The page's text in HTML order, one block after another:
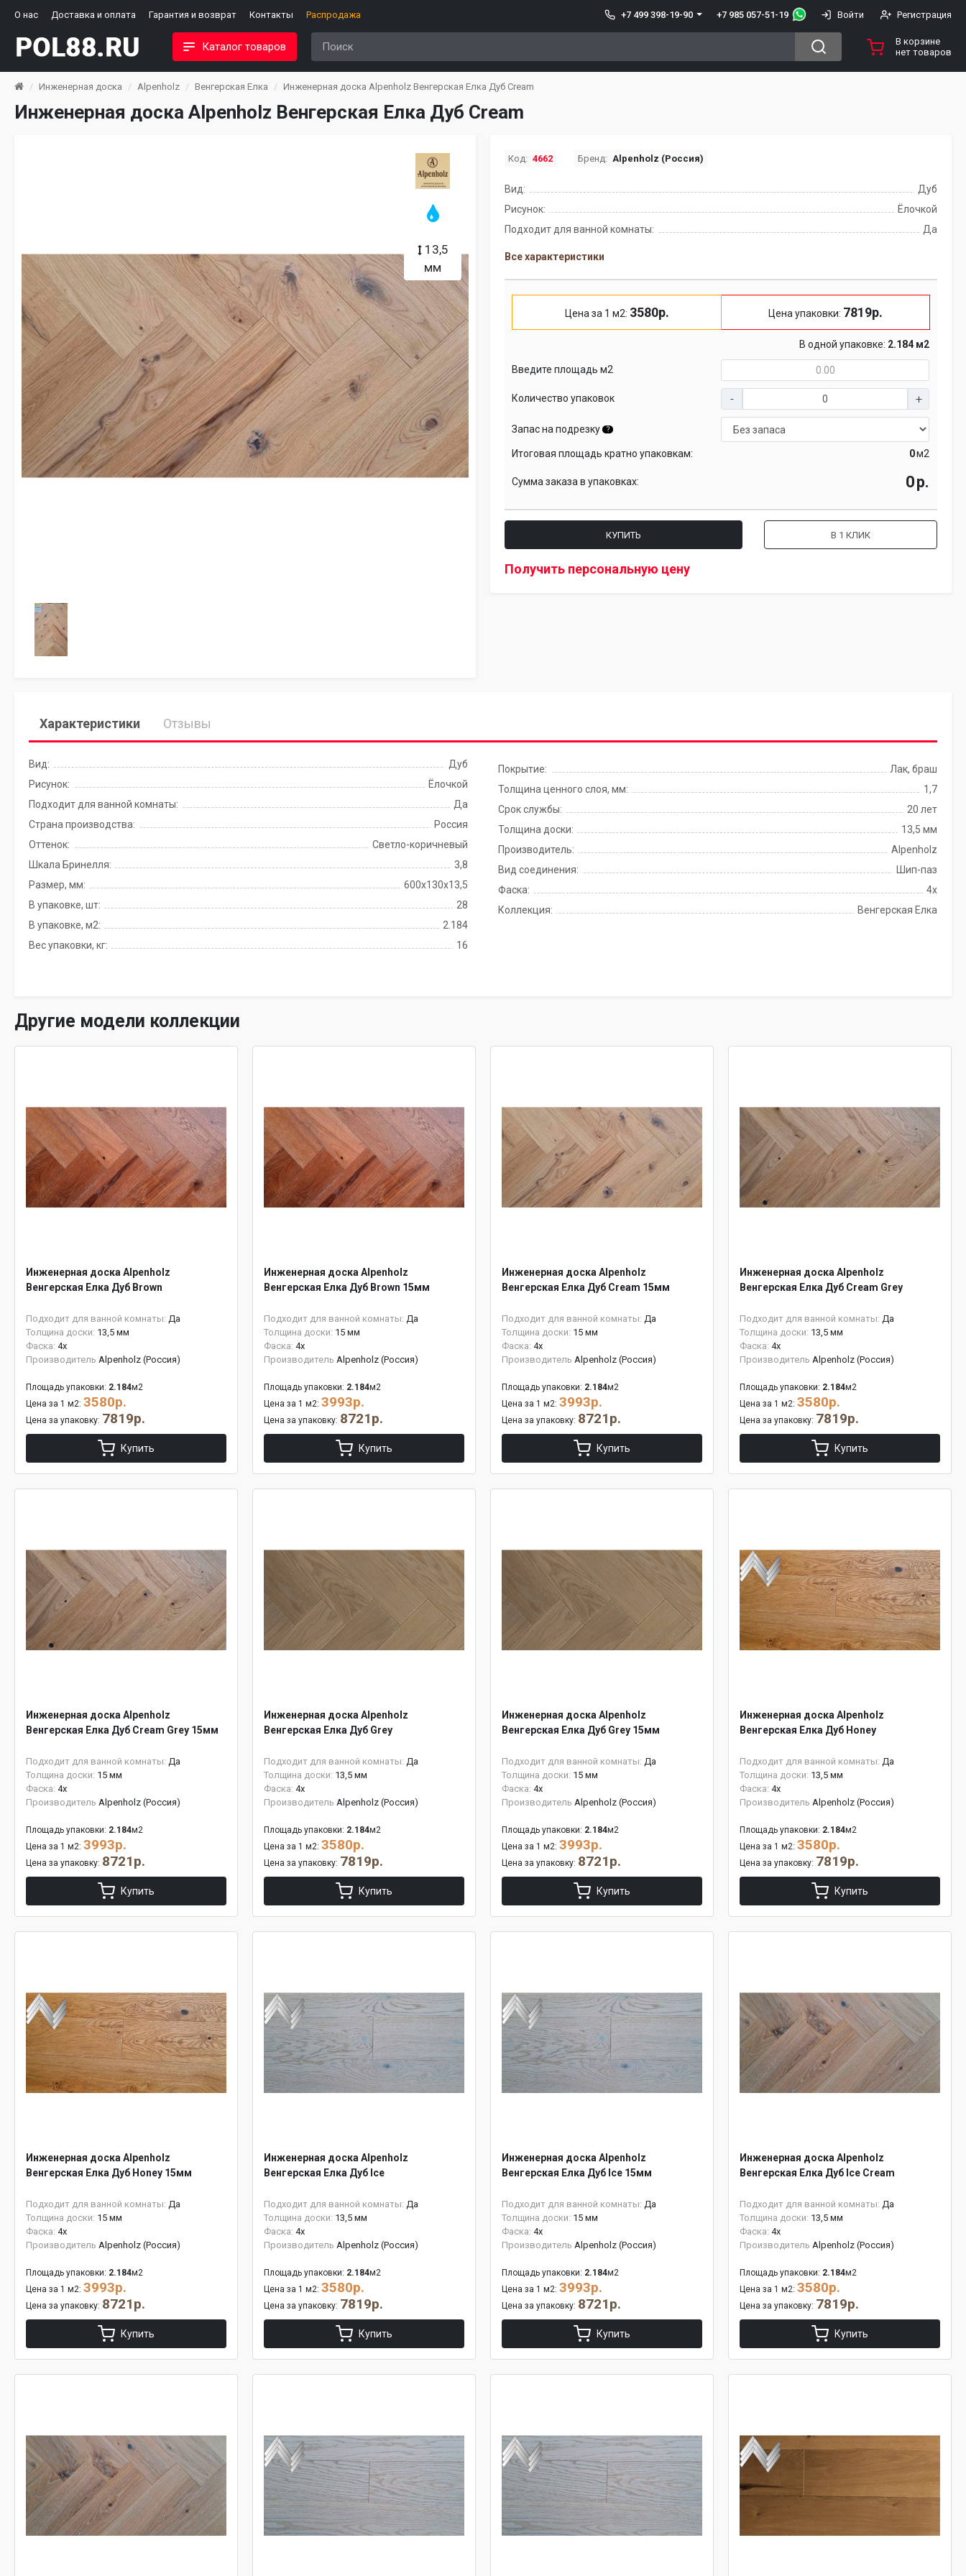
О нас Доставка и оплата Гарантия и возврат Контакты Распродажа +7 499 398-19-90 +7 985 057-51-19 Войти Регистрация
Каталог товаров
В корзине
нет товаров
Инженерная доска Alpenholz Венгерская Елка Инженерная доска Alpenholz Венгерская Елка Дуб Cream
Инженерная доска Alpenholz Венгерская Елка Дуб Cream
13,5
мм
Код: 4662 Бренд: Alpenholz (Россия)
Вид:
Дуб
Рисунок:
Ёлочкой
Подходит для ванной комнаты:
Да
Все характеристики
Цена за 1 м2: 3580р. Цена упаковки: 7819р.
В одной упаковке: 2.184 м2
Введите площадь м2
Количество упаковок
Запас на подрезку ?
Итоговая площадь кратно упаковкам: м2
Сумма заказа в упаковках: р.
КУПИТЬ В 1 КЛИК
Получить персональную цену
Характеристики Отзывы
Вид:
Дуб
Рисунок:
Ёлочкой
Подходит для ванной комнаты:
Да
Страна производства:
Россия
Оттенок:
Светло-коричневый
Шкала Бринелля:
3,8
Размер, мм:
600х130х13,5
В упаковке, шт:
28
В упаковке, м2:
2.184
Вес упаковки, кг:
16
Покрытие:
Лак, браш
Толщина ценного слоя, мм:
1,7
Срок службы:
20 лет
Толщина доски:
13,5 мм
Производитель:
Alpenholz
Вид соединения:
Шип-паз
Фаска:
4x
Коллекция:
Венгерская Елка
Другие модели коллекции
Инженерная доска Alpenholz
Венгерская Елка Дуб Brown
Подходит для ванной комнаты: Да
Толщина доски: 13,5 мм
Фаска: 4x
Производитель Alpenholz (Россия)
Площадь упаковки: 2.184м2
Цена за 1 м2: 3580р.
Цена за упаковку: 7819р.
Купить
Инженерная доска Alpenholz
Венгерская Елка Дуб Brown 15мм
Подходит для ванной комнаты: Да
Толщина доски: 15 мм
Фаска: 4x
Производитель Alpenholz (Россия)
Площадь упаковки: 2.184м2
Цена за 1 м2: 3993р.
Цена за упаковку: 8721р.
Купить
Инженерная доска Alpenholz
Венгерская Елка Дуб Cream 15мм
Подходит для ванной комнаты: Да
Толщина доски: 15 мм
Фаска: 4x
Производитель Alpenholz (Россия)
Площадь упаковки: 2.184м2
Цена за 1 м2: 3993р.
Цена за упаковку: 8721р.
Купить
Инженерная доска Alpenholz
Венгерская Елка Дуб Cream Grey
Подходит для ванной комнаты: Да
Толщина доски: 13,5 мм
Фаска: 4x
Производитель Alpenholz (Россия)
Площадь упаковки: 2.184м2
Цена за 1 м2: 3580р.
Цена за упаковку: 7819р.
Купить
Инженерная доска Alpenholz
Венгерская Елка Дуб Cream Grey 15мм
Подходит для ванной комнаты: Да
Толщина доски: 15 мм
Фаска: 4x
Производитель Alpenholz (Россия)
Площадь упаковки: 2.184м2
Цена за 1 м2: 3993р.
Цена за упаковку: 8721р.
Купить
Инженерная доска Alpenholz
Венгерская Елка Дуб Grey
Подходит для ванной комнаты: Да
Толщина доски: 13,5 мм
Фаска: 4x
Производитель Alpenholz (Россия)
Площадь упаковки: 2.184м2
Цена за 1 м2: 3580р.
Цена за упаковку: 7819р.
Купить
Инженерная доска Alpenholz
Венгерская Елка Дуб Grey 15мм
Подходит для ванной комнаты: Да
Толщина доски: 15 мм
Фаска: 4x
Производитель Alpenholz (Россия)
Площадь упаковки: 2.184м2
Цена за 1 м2: 3993р.
Цена за упаковку: 8721р.
Купить
Инженерная доска Alpenholz
Венгерская Елка Дуб Honey
Подходит для ванной комнаты: Да
Толщина доски: 13,5 мм
Фаска: 4x
Производитель Alpenholz (Россия)
Площадь упаковки: 2.184м2
Цена за 1 м2: 3580р.
Цена за упаковку: 7819р.
Купить
Инженерная доска Alpenholz
Венгерская Елка Дуб Honey 15мм
Подходит для ванной комнаты: Да
Толщина доски: 15 мм
Фаска: 4x
Производитель Alpenholz (Россия)
Площадь упаковки: 2.184м2
Цена за 1 м2: 3993р.
Цена за упаковку: 8721р.
Купить
Инженерная доска Alpenholz
Венгерская Елка Дуб Ice
Подходит для ванной комнаты: Да
Толщина доски: 13,5 мм
Фаска: 4x
Производитель Alpenholz (Россия)
Площадь упаковки: 2.184м2
Цена за 1 м2: 3580р.
Цена за упаковку: 7819р.
Купить
Инженерная доска Alpenholz
Венгерская Елка Дуб Ice 15мм
Подходит для ванной комнаты: Да
Толщина доски: 15 мм
Фаска: 4x
Производитель Alpenholz (Россия)
Площадь упаковки: 2.184м2
Цена за 1 м2: 3993р.
Цена за упаковку: 8721р.
Купить
Инженерная доска Alpenholz
Венгерская Елка Дуб Ice Cream
Подходит для ванной комнаты: Да
Толщина доски: 13,5 мм
Фаска: 4x
Производитель Alpenholz (Россия)
Площадь упаковки: 2.184м2
Цена за 1 м2: 3580р.
Цена за упаковку: 7819р.
Купить